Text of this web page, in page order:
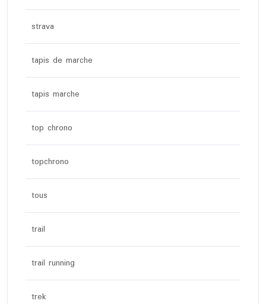
strava
tapis de marche
tapis marche
top chrono
topchrono
tous
trail
trail running
trek